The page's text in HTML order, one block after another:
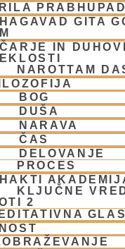
GITA
IN
NAROTTAM
BOG
DUŠA
NARAVA
ČAS
DELOVANJE
PROCES
KLJUČNE
2
(1)
(3)